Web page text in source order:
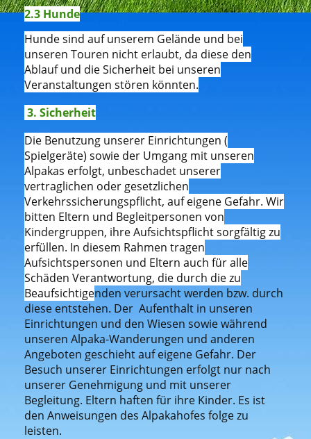
2.3 Hunde
Hunde sind auf unserem Gelände und bei
unseren Touren nicht erlaubt, da diese den
Ablauf und die Sicherheit bei unseren
Veranstaltungen stören könnten.
3. Sicherheit
Die Benutzung unserer Einrichtungen (
Spielgeräte) sowie der Umgang mit unseren
Alpakas erfolgt, unbeschadet unserer
vertraglichen oder gesetzlichen
Verkehrssicherungspflicht, auf eigene Gefahr. Wir
bitten Eltern und Begleitpersonen von
Kindergruppen, ihre Aufsichtspflicht sorgfältig zu
erfüllen. In diesem Rahmen tragen
Aufsichtspersonen und Eltern auch für alle
Schäden Verantwortung, die durch die zu
Beaufsichtigenden verursacht werden bzw. durch
diese entstehen. Der Aufenthalt in unseren
Einrichtungen und den Wiesen sowie während
unseren Alpaka-Wanderungen und anderen
Angeboten geschieht auf eigene Gefahr. Der
Besuch unserer Einrichtungen erfolgt nur nach
unserer Genehmigung und mit unserer
Begleitung. Eltern haften für ihre Kinder. Es ist
den Anweisungen des Alpakahofes folge zu
leisten.